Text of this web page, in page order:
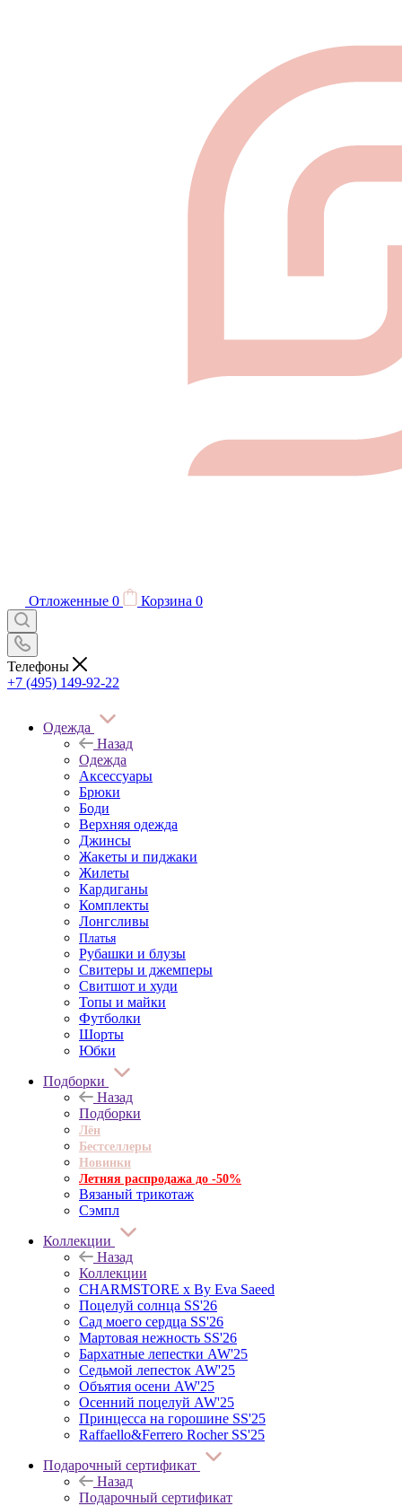
Отложенные 0 Корзина 0
Телефоны
+7 (495) 149-92-22
Одежда
Назад
Одежда
Аксессуары
Брюки
Боди
Верхняя одежда
Джинсы
Жакеты и пиджаки
Жилеты
Кардиганы
Комплекты
Лонгсливы
Платья
Рубашки и блузы
Свитеры и джемперы
Свитшот и худи
Топы и майки
Футболки
Шорты
Юбки
Подборки
Назад
Подборки
Лён
Бестселлеры
Новинки
Летняя распродажа до -50%
Вязаный трикотаж
Сэмпл
Коллекции
Назад
Коллекции
CHARMSTORE х By Eva Saeed
Поцелуй солнца SS'26
Сад моего сердца SS'26
Мартовая нежность SS'26
Бархатные лепестки AW'25
Седьмой лепесток AW'25
Объятия осени AW'25
Осенний поцелуй AW'25
Принцесса на горошине SS'25
Raffaello&Ferrero Rocher SS'25
Подарочный сертификат
Назад
Подарочный сертификат